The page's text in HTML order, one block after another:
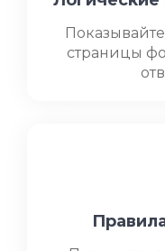
страницы